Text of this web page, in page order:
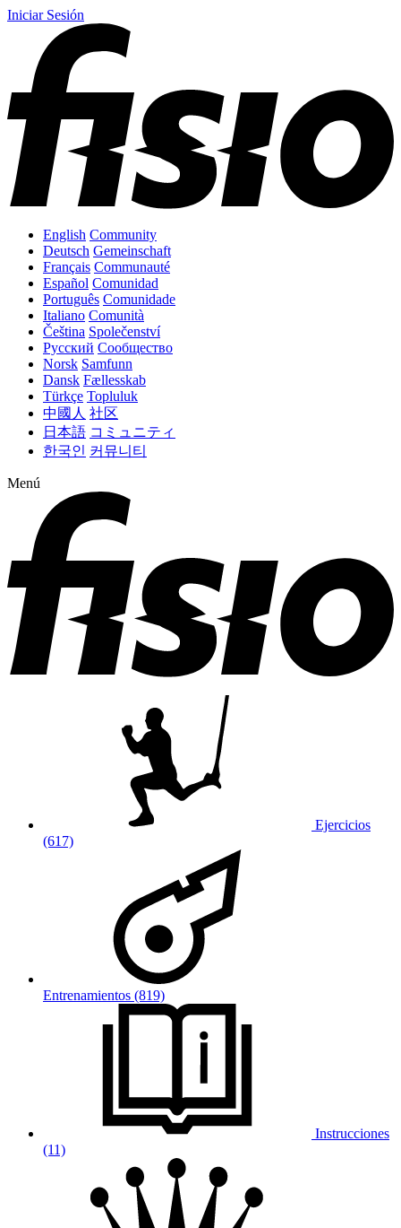
Iniciar Sesión
English Community
Deutsch Gemeinschaft
Français Communauté
Español Comunidad
Português Comunidade
Italiano Comunità
Čeština Společenství
Русский Сообщество
Norsk Samfunn
Dansk Fællesskab
Türkçe Topluluk
中國人 社区
日本語 コミュニティ
한국인 커뮤니티
Menú
Ejercicios
(617)
Entrenamientos (819)
Instrucciones
(11)